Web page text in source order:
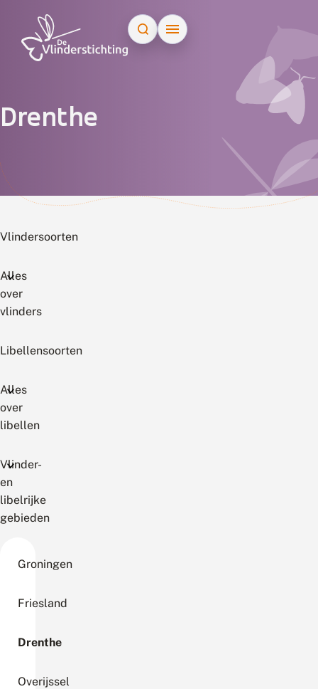
Drenthe
Vlindersoorten
Alles
over
vlinders
Libellensoorten
Alles
over
libellen
Vlinder-
en
libelrijke
gebieden
Groningen
Friesland
Drenthe
Overijssel